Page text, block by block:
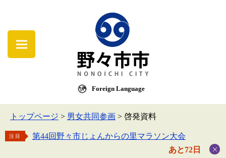
Foreign Language
トップページ > 男女共同参画 > 啓発資料
注目
第44回野々市じょんからの里マラソン大会
あと72日